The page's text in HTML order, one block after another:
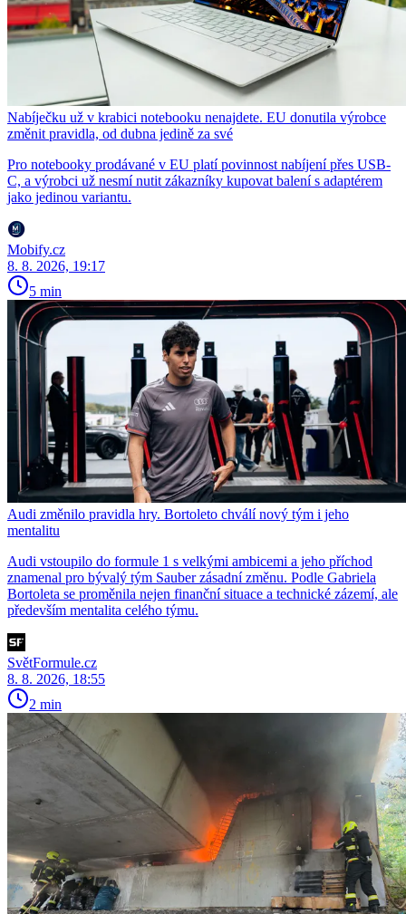
Nabíječku už v krabici notebooku nenajdete. EU donutila výrobce
změnit pravidla, od dubna jedině za své
Pro notebooky prodávané v EU platí povinnost nabíjení přes USB-
C, a výrobci už nesmí nutit zákazníky kupovat balení s adaptérem
jako jedinou variantu.
Mobify.cz
8. 8. 2026, 19:17
5 min
Audi změnilo pravidla hry. Bortoleto chválí nový tým i jeho
mentalitu
Audi vstoupilo do formule 1 s velkými ambicemi a jeho příchod
znamenal pro bývalý tým Sauber zásadní změnu. Podle Gabriela
Bortoleta se proměnila nejen finanční situace a technické zázemí, ale
především mentalita celého týmu.
SvětFormule.cz
8. 8. 2026, 18:55
2 min